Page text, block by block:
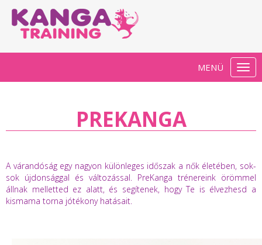
MENÜ
PREKANGA
A várandóság egy nagyon különleges időszak a nők életében, sok-
sok újdonsággal és változással. PreKanga trénereink örömmel
állnak melletted ez alatt, és segítenek, hogy Te is élvezhesd a
kismama torna jótékony hatásait.